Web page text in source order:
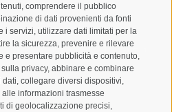
comprendere il pubblico
di dati provenienti da fonti
i servizi, utilizzare dati limitati per la
la sicurezza, prevenire e rilevare
e presentare pubblicità e contenuto,
privacy, abbinare e combinare
collegare diversi dispositivi,
informazioni trasmesse
di geolocalizzazione precisi,
policy, autorizzo il Titolare al